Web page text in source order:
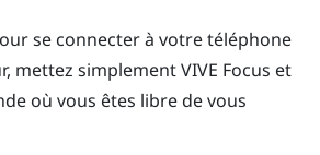
se connecter à votre téléphone
mettez simplementVIVE Focus et
où vous êtes libre de vous